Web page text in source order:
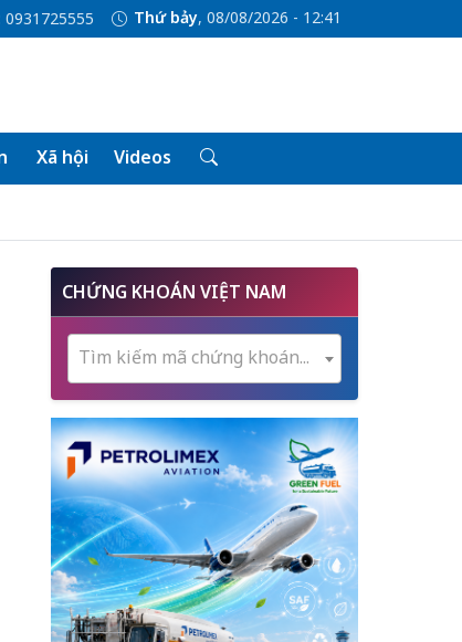
0931725555 Thứ bảy, 08/08/2026 - 12:41
Xã hội Videos
CHỨNG KHOÁN VIỆT NAM
Tìm kiếm mã chứng khoán...